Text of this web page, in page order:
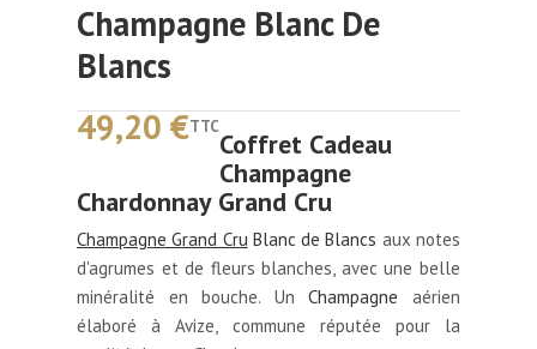
Champagne Blanc De
Blancs
49,20 €TTC
Coffret Cadeau
Champagne
Chardonnay Grand Cru
Champagne Grand Cru Blanc de Blancs aux notes
d'agrumes et de fleurs blanches, avec une belle
minéralité en bouche. UnChampagne aérien
élaboré à Avize, commune réputée pour la